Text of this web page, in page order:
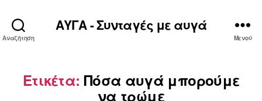
Αναζήτηση
ΑΥΓΑ - Συνταγές με αυγά
Μενού
Ετικέτα: Πόσα αυγά μπορούμε
να τρώμε